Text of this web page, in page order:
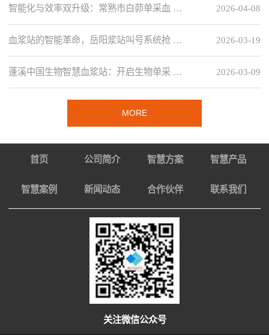
2026-04-08
智能化与效率双升级：常熟市白茆单采血 …
2026-03-19
血浆站的智能革命，岳阳浆站叫号系统抢 …
2026-03-09
蓬溪中国生物智慧血浆站：开启生物单采 …
MORE
首页 公司简介 智慧方案 智慧产品
智慧案例 新闻动态 合作伙伴 联系我们
关注微信公众号